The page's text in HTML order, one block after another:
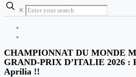
✕
CHAMPIONNAT DU MONDE
GRAND-PRIX D’ITALIE 2026 :
Aprilia !!